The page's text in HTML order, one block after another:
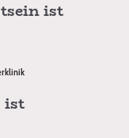
ist
ist